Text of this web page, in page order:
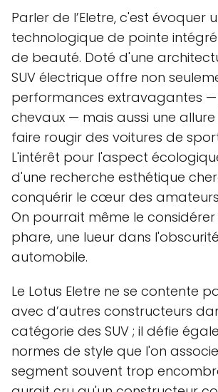
Parler de l’Eletre, c'est évoquer
technologique de pointe
de beauté. Doté d'une
SUV électrique offre non
performances extravagantes —
chevaux — mais aussi une
faire rougir des voitures de
L'intérêt pour l'aspect
d'une recherche esthétique
conquérir le cœur des
On pourrait même le
phare, une lueur dans
automobile.
Le Lotus Eletre ne se contente
avec d’autres constructeurs
catégorie des SUV ; il défie
normes de style que l'on
segment souvent trop